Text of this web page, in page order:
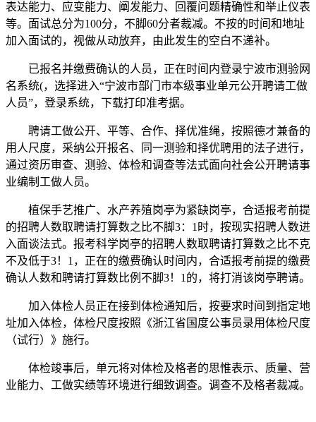
表达能力、应变能力、阐发能力、回覆问题精确性和举止仪表
等。面试总分为100分，不脚60分者裁减。不按的时间和地址
加入面试的，视做从动放弃，由此发生的空白不递补。
已报名并缴费确认的人员，正在时间内登录宁波市测验网
名系统(，选择进入“宁波市部门市本级事业单元公开聘请工做
人员”，登录系统，下载打印准考据。
聘请工做公开、平等、合作、择优准绳，按照德才兼备的
用人尺度，采纳公开报名、同一测验和择优聘用的法子进行，
通过资历审查、测验、体检和调查等法式面向社会公开聘请事
业编制工做人员。
植保手艺推广、水产养殖岗亭为紧缺岗亭，合适报考前提
的招聘人数取聘请打算数之比不脚3：1时，按现实招聘人数进
入面谈法式。报考科学岗亭的招聘人数取聘请打算数之比不克
不及低于3！1，正在的缴费确认时间内，合适报考前提的缴费
确认人数和聘请打算数比例不脚3！1的，将打消该岗亭聘请。
加入体检人员正在接到体检通知后，按要求时间到指定地
址加入体检，体检尺度按照《浙江省国度公事员录用体检尺度
（试行）》施行。
体检竣事后，单元将对体检及格者的思惟表示、质量、营
业能力、工做实绩等环境进行细致调查。调查不及格者裁减。